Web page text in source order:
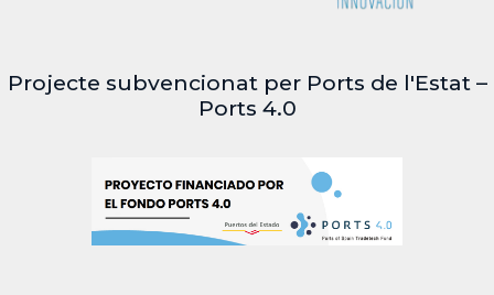
Projecte subvencionat per Ports de l'Estat –
Ports 4.0